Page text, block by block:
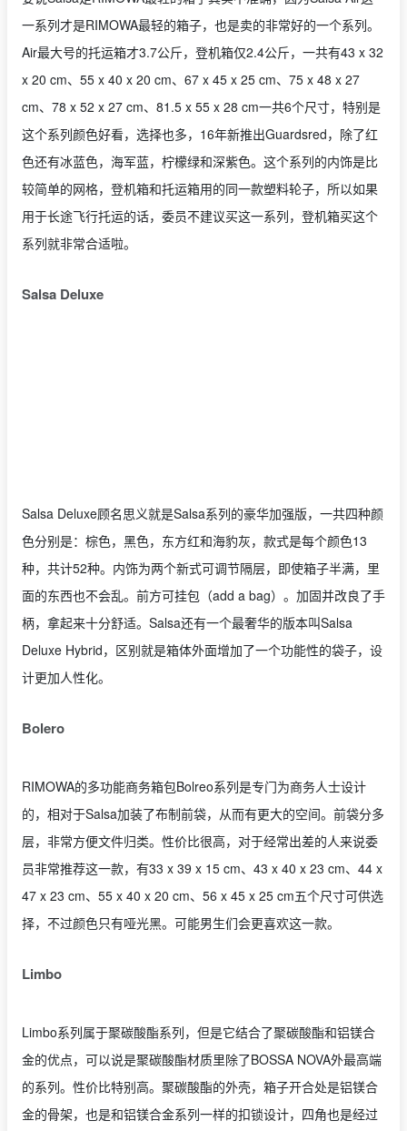
一系列才是RIMOWA最轻的箱子，也是卖的非常好的一个系列。
Air最大号的托运箱才3.7公斤，登机箱仅2.4公斤，一共有43 x 32
x 20 cm、55 x 40 x 20 cm、67 x 45 x 25 cm、75 x 48 x 27
cm、78 x 52 x 27 cm、81.5 x 55 x 28 cm一共6个尺寸， 特别是
这个系列颜色好看，选择也多，16年新推出Guardsred，除了红
色还有冰蓝色，海军蓝，柠檬绿和深紫色。这个系列的内饰是比
较简单的网格，登机箱和托运箱用的同一款塑料轮子，所以如果
用于长途飞行托运的话，委员不建议买这一系列，登机箱买这个
系列就非常合适啦。
Salsa Deluxe
Salsa Deluxe顾名思义就是Salsa系列的豪华加强版，一共四种颜
色分别是：棕色，黑色，东方红和海豹灰，款式是每个颜色13
种，共计52种。 内饰为两个新式可调节隔层，即使箱子半满，里
面的东西也不会乱。前方可挂包 （add a bag） 。加固并改良了手
柄，拿起来十分舒适。Salsa还有一个最奢华的版本叫Salsa
Deluxe Hybrid，区别就是箱体外面增加了一个功能性的袋子，设
计更加人性化。
Bolero
RIMOWA的多功能商务箱包Bolreo系列是专门为商务人士设计
的， 相对于Salsa加装了布制前袋，从而有更大的空间。前袋分多
层，非常方便文件归类。 性价比很高，对于经常出差的人来说委
员非常推荐这一款，有33 x 39 x 15 cm、43 x 40 x 23 cm、44 x
47 x 23 cm、55 x 40 x 20 cm、56 x 45 x 25 cm五个尺寸可供选
择，不过颜色只有哑光黑。可能男生们会更喜欢这一款。
Limbo
Limbo系列属于聚碳酸酯系列，但是它结合了聚碳酸酯和铝镁合
金的优点，可以说是聚碳酸酯材质里除了BOSSA NOVA外最高端
的系列。性价比特别高。聚碳酸酯的外壳，箱子开合处是铝镁合
金的骨架，也是和铝镁合金系列一样的扣锁设计，四角也是经过